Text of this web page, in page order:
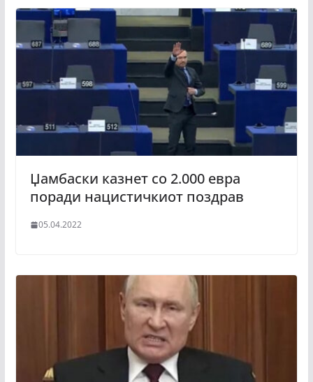
Џамбаски казнет со 2.000 евра
поради нацистичкиот поздрав
05.04.2022